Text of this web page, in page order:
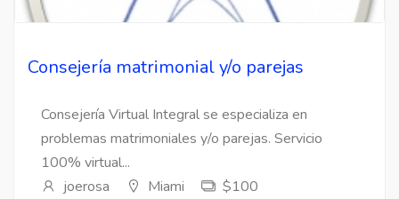
Consejería matrimonial y/o parejas
Consejería Virtual Integral se especializa en
problemas matrimoniales y/o parejas. Servicio
100% virtual...
joerosa
Miami
$100